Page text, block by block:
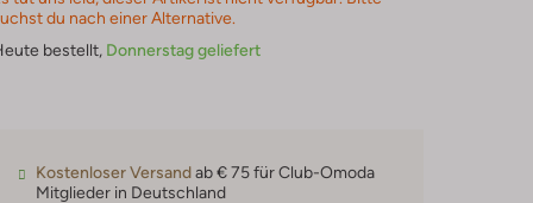
du nach einer Alternative.
bestellt, Donnerstag geliefert
Kostenloser Versandab € 75 für Club-Omoda
Mitglieder in Deutschland